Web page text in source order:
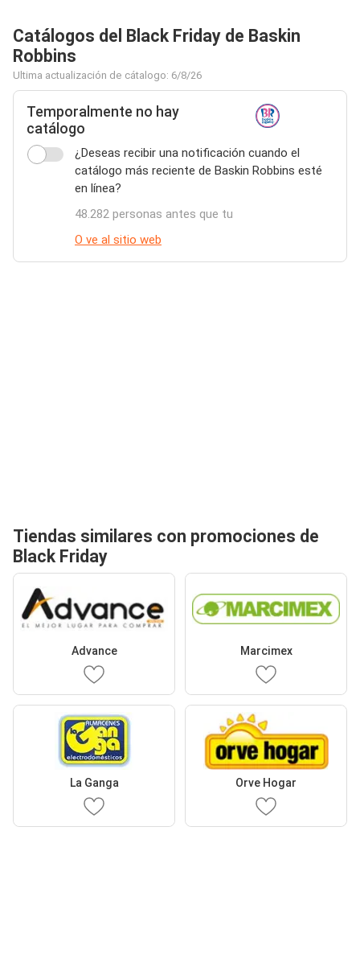
Catálogos del Black Friday de Baskin
Robbins
Ultima actualización de cátalogo: 6/8/26
Temporalmente no hay
catálogo
¿Deseas recibir una notificación cuando el
catálogo más reciente de Baskin Robbins esté
en línea?
48.282 personas antes que tu
O ve al sitio web
Tiendas similares con promociones de
Black Friday
Advance Marcimex
La Ganga Orve Hogar